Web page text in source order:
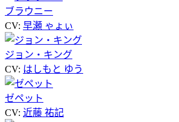
ブラウニー
CV: 早瀬 ゃょぃ
ジョン・キング
CV: はしもと ゆう
ゼペット
CV: 近藤 祐記